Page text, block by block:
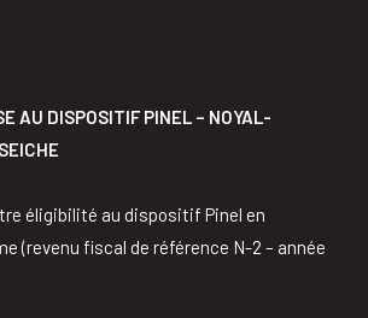
AU DISPOSITIF PINEL – NOYAL-
éligibilité au dispositif Pinel en
(revenu fiscal de référence N-2 – année